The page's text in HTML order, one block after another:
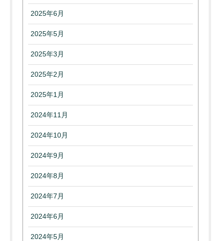
2025年6月
2025年5月
2025年3月
2025年2月
2025年1月
2024年11月
2024年10月
2024年9月
2024年8月
2024年7月
2024年6月
2024年5月